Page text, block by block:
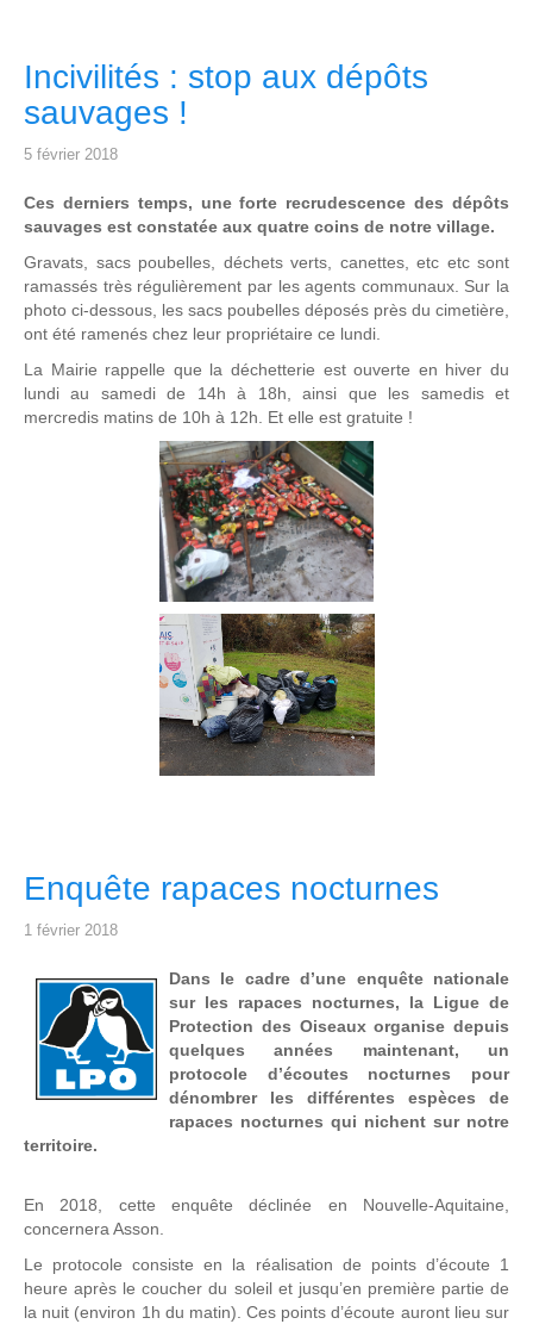
Incivilités : stop aux dépôts
sauvages !
5 février 2018
Ces derniers temps, une forte recrudescence des dépôts
sauvages est constatée aux quatre coins de notre village.
Gravats, sacs poubelles, déchets verts, canettes, etc etc sont
ramassés très régulièrement par les agents communaux. Sur la
photo ci-dessous, les sacs poubelles déposés près du cimetière,
ont été ramenés chez leur propriétaire ce lundi.
La Mairie rappelle que la déchetterie est ouverte en hiver du
lundi au samedi de 14h à 18h, ainsi que les samedis et
mercredis matins de 10h à 12h. Et elle est gratuite !
Enquête rapaces nocturnes
1 février 2018
Dans le cadre d’une enquête nationale
sur les rapaces nocturnes, la Ligue de
Protection des Oiseaux organise depuis
quelques années maintenant, un
protocole d’écoutes nocturnes pour
dénombrer les différentes espèces de
rapaces nocturnes qui nichent sur notre
territoire.
En 2018, cette enquête déclinée en Nouvelle-Aquitaine,
concernera Asson.
Le protocole consiste en la réalisation de points d’écoute 1
heure après le coucher du soleil et jusqu’en première partie de
la nuit (environ 1h du matin). Ces points d’écoute auront lieu sur